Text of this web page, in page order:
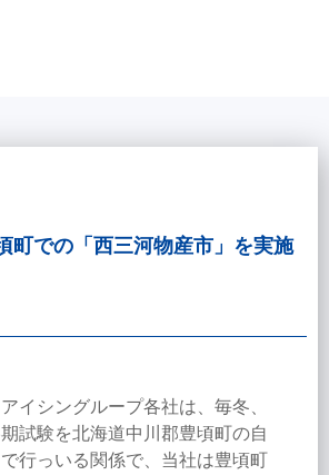
町での「西三河物産市」を実施
イシングループ各社は、毎冬、
試験を北海道中川郡豊頃町の自
行っいる関係で、当社は豊頃町